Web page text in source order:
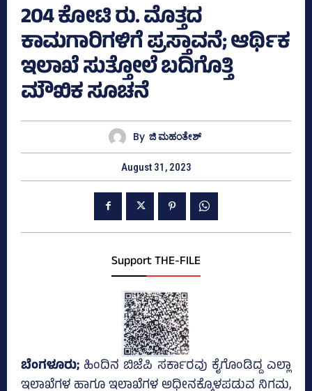
204 ಕೋಟಿ ರು. ಮೊತ್ತದ
ಕಾಮಗಾರಿಗಳಿಗೆ ಪ್ರಸ್ತಾವನೆ; ಆರ್ಥಿಕ
ಇಲಾಖೆ ಸುತ್ತೋಲೆ ಬದಿಗೊತ್ತಿ
ಮೌಖಿಕ ಸೂಚನೆ
By ಜಿ ಮಹಂತೇಶ್
August 31, 2023
Support THE-FILE
ಬೆಂಗಳೂರು; ಹಿಂದಿನ ಬಿಜೆಪಿ ಸರ್ಕಾರವು ಕೈಗೊಂಡಿದ್ದ ಎಲ್ಲಾ
ಇಲಾಖೆಗಳ ಹಾಗೂ ಇಲಾಖೆಗಳ ಅಧೀನಕ್ಕೊಳಪಡುವ ನಿಗಮ,